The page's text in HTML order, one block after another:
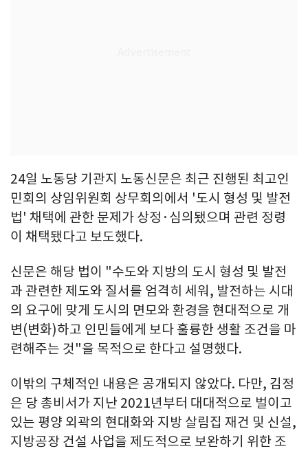
24일 노동당 기관지 노동신문은 최근 진행된 최고인
민회의 상임위원회 상무회의에서 '도시 형성 및 발전
법' 채택에 관한 문제가 상정·심의됐으며 관련 정령
이 채택됐다고 보도했다.
신문은 해당 법이 "수도와 지방의 도시 형성 및 발전
과 관련한 제도와 질서를 엄격히 세워, 발전하는 시대
의 요구에 맞게 도시의 면모와 환경을 현대적으로 개
변(변화)하고 인민들에게 보다 훌륭한 생활 조건을 마
련해주는 것"을 목적으로 한다고 설명했다.
이밖의 구체적인 내용은 공개되지 않았다. 다만, 김정
은 당 총비서가 지난 2021년부터 대대적으로 벌이고
있는 평양 외곽의 현대화와 지방 살림집 재건 및 신설,
지방공장 건설 사업을 제도적으로 보완하기 위한 조